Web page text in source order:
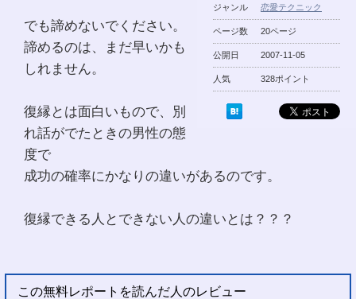
ジャンル 恋愛テクニック
ページ数 20ページ
公開日 2007-11-05
人気 328ポイント
でも諦めないでください。
諦めるのは、まだ早いかも
しれません。
復縁とは面白いもので、別
れ話がでたときの男性の態
度で
成功の確率にかなりの違いがあるのです。
復縁できる人とできない人の違いとは？？？
この無料レポートを読んだ人のレビュー